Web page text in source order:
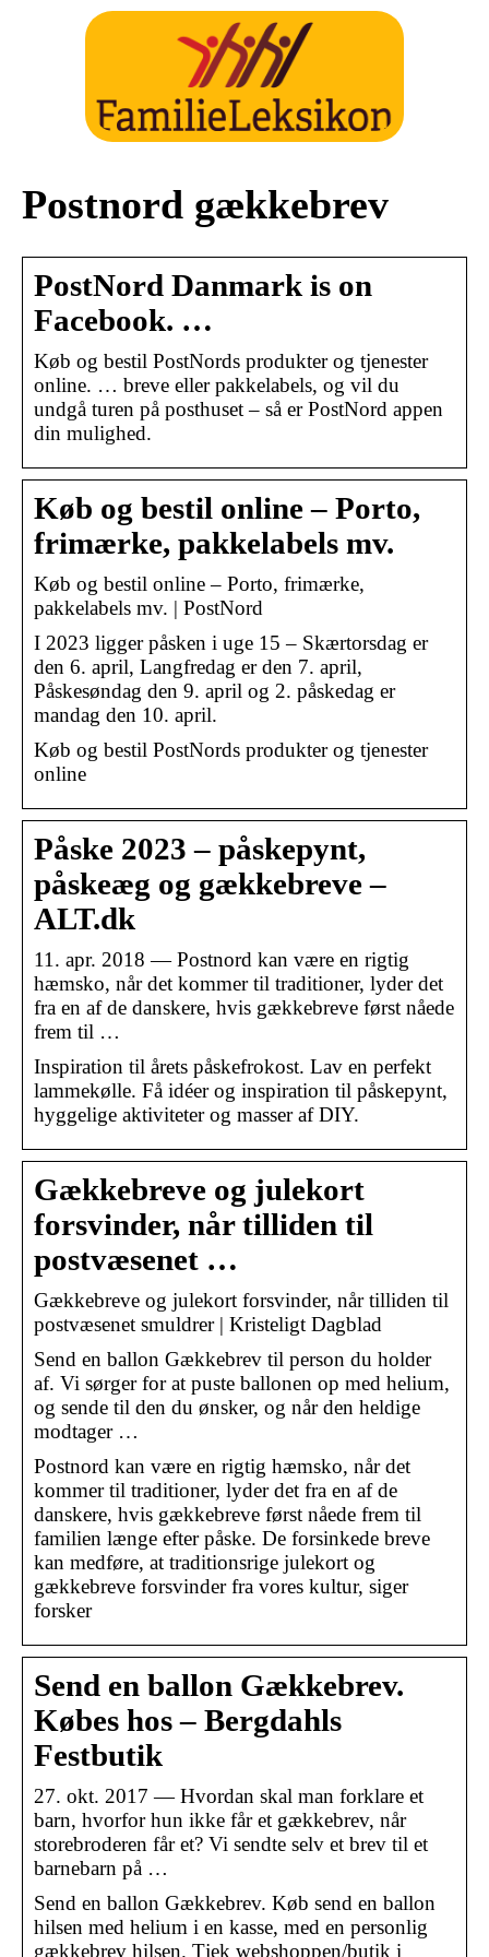
Postnord gækkebrev
PostNord Danmark is on
Facebook. …
Køb og bestil PostNords produkter og tjenester
online. … breve eller pakkelabels, og vil du
undgå turen på posthuset – så er PostNord appen
din mulighed.
Køb og bestil online – Porto,
frimærke, pakkelabels mv.
Køb og bestil online – Porto, frimærke,
pakkelabels mv. | PostNord
I 2023 ligger påsken i uge 15 – Skærtorsdag er
den 6. april, Langfredag er den 7. april,
Påskesøndag den 9. april og 2. påskedag er
mandag den 10. april.
Køb og bestil PostNords produkter og tjenester
online
Påske 2023 – påskepynt,
påskeæg og gækkebreve –
ALT.dk
11. apr. 2018 — Postnord kan være en rigtig
hæmsko, når det kommer til traditioner, lyder det
fra en af de danskere, hvis gækkebreve først nåede
frem til …
Inspiration til årets påskefrokost. Lav en perfekt
lammekølle. Få idéer og inspiration til påskepynt,
hyggelige aktiviteter og masser af DIY.
Gækkebreve og julekort
forsvinder, når tilliden til
postvæsenet …
Gækkebreve og julekort forsvinder, når tilliden til
postvæsenet smuldrer | Kristeligt Dagblad
Send en ballon Gækkebrev til person du holder
af. Vi sørger for at puste ballonen op med helium,
og sende til den du ønsker, og når den heldige
modtager …
Postnord kan være en rigtig hæmsko, når det
kommer til traditioner, lyder det fra en af de
danskere, hvis gækkebreve først nåede frem til
familien længe efter påske. De forsinkede breve
kan medføre, at traditionsrige julekort og
gækkebreve forsvinder fra vores kultur, siger
forsker
Send en ballon Gækkebrev.
Købes hos – Bergdahls
Festbutik
27. okt. 2017 — Hvordan skal man forklare et
barn, hvorfor hun ikke får et gækkebrev, når
storebroderen får et? Vi sendte selv et brev til et
barnebarn på …
Send en ballon Gækkebrev. Køb send en ballon
hilsen med helium i en kasse, med en personlig
gækkebrev hilsen. Tjek webshoppen/butik i